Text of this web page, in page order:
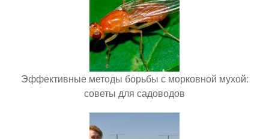
Эффективные методы борьбы с морковной мухой:
советы для садоводов